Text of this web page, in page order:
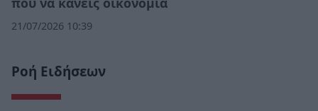
21/07/2026 10:39
Ροή Ειδήσεων